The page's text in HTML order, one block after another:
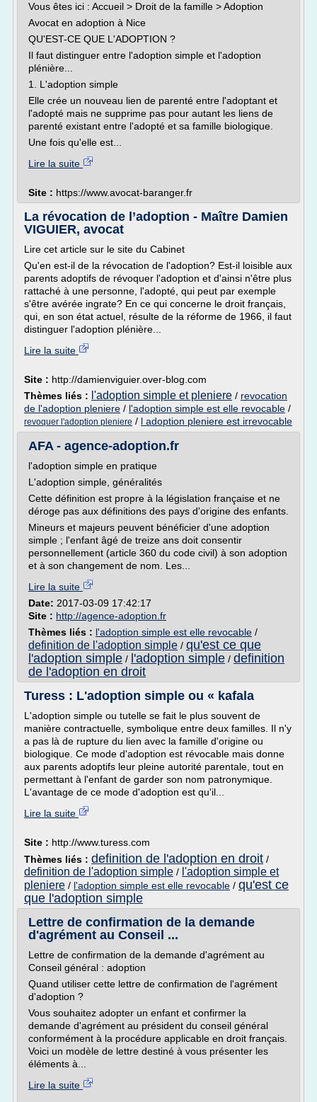
Vous êtes ici : Accueil > Droit de la famille > Adoption
Avocat en adoption à Nice
QU'EST-CE QUE L'ADOPTION ?
Il faut distinguer entre l'adoption simple et l'adoption
plénière...
1. L'adoption simple
Elle crée un nouveau lien de parenté entre l'adoptant et
l'adopté mais ne supprime pas pour autant les liens de
parenté existant entre l'adopté et sa famille biologique.
Une fois qu'elle est...
Lire la suite
Site : https://www.avocat-baranger.fr
La révocation de l’adoption - Maître Damien
VIGUIER, avocat
Lire cet article sur le site du Cabinet
Qu'en est-il de la révocation de l'adoption? Est-il loisible aux
parents adoptifs de révoquer l'adoption et d'ainsi n'être plus
rattaché à une personne, l'adopté, qui peut par exemple
s'être avérée ingrate? En ce qui concerne le droit français,
qui, en son état actuel, résulte de la réforme de 1966, il faut
distinguer l'adoption plénière...
Lire la suite
Site : http://damienviguier.over-blog.com
Thèmes liés : l'adoption simple et pleniere / revocation
de l'adoption pleniere / l'adoption simple est elle revocable /
revoquer l'adoption pleniere / l adoption pleniere est irrevocable
AFA - agence-adoption.fr
l'adoption simple en pratique
L'adoption simple, généralités
Cette définition est propre à la législation française et ne
déroge pas aux définitions des pays d'origine des enfants.
Mineurs et majeurs peuvent bénéficier d'une adoption
simple ; l'enfant âgé de treize ans doit consentir
personnellement (article 360 du code civil) à son adoption
et à son changement de nom. Les...
Lire la suite
Date: 2017-03-09 17:42:17
Site : http://agence-adoption.fr
Thèmes liés : l'adoption simple est elle revocable /
definition de l'adoption simple / qu'est ce que
l'adoption simple / l'adoption simple / definition
de l'adoption en droit
Turess : L'adoption simple ou « kafala
L'adoption simple ou tutelle se fait le plus souvent de
manière contractuelle, symbolique entre deux familles. Il n'y
a pas là de rupture du lien avec la famille d'origine ou
biologique. Ce mode d'adoption est révocable mais donne
aux parents adoptifs leur pleine autorité parentale, tout en
permettant à l'enfant de garder son nom patronymique.
L'avantage de ce mode d'adoption est qu'il...
Lire la suite
Site : http://www.turess.com
Thèmes liés : definition de l'adoption en droit /
definition de l'adoption simple / l'adoption simple et
pleniere / l'adoption simple est elle revocable / qu'est ce
que l'adoption simple
Lettre de confirmation de la demande
d'agrément au Conseil ...
Lettre de confirmation de la demande d'agrément au
Conseil général : adoption
Quand utiliser cette lettre de confirmation de l'agrément
d'adoption ?
Vous souhaitez adopter un enfant et confirmer la
demande d'agrément au président du conseil général
conformément à la procédure applicable en droit français.
Voici un modèle de lettre destiné à vous présenter les
éléments à...
Lire la suite